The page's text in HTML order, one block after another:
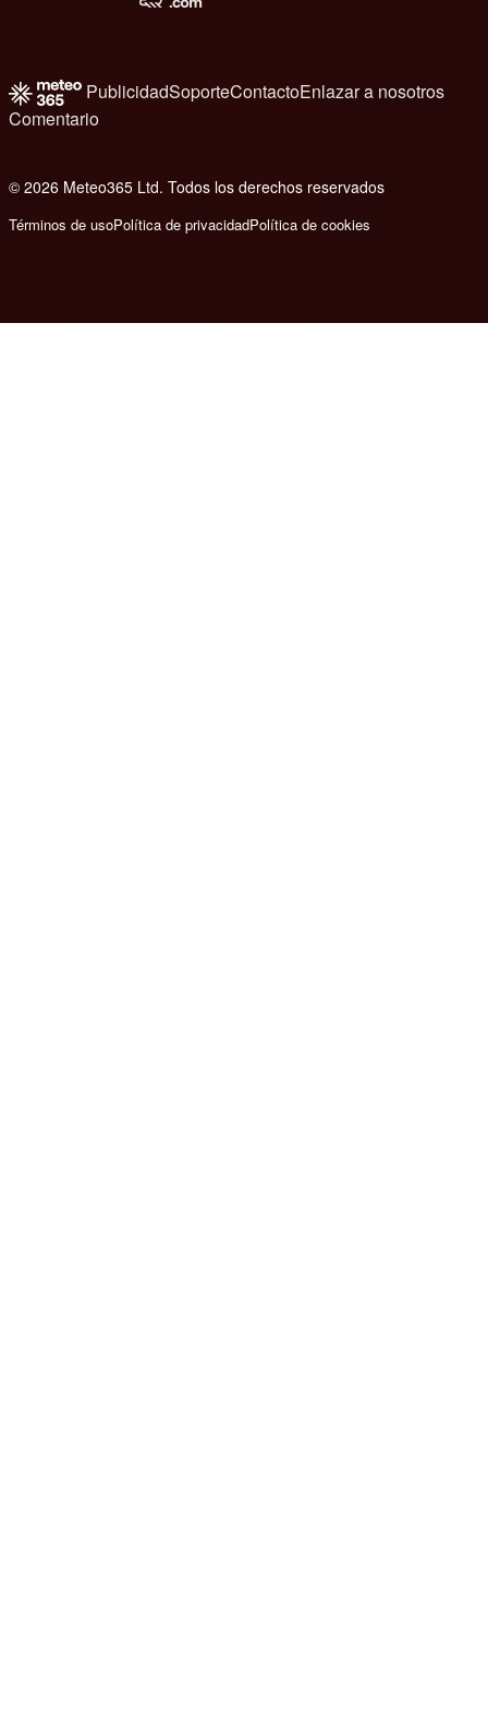
PublicidadSoporteContactoEnlazar a nosotros
Comentario
© 2026 Meteo365 Ltd. Todos los derechos reservados
Términos de usoPolítica de privacidadPolítica de cookies